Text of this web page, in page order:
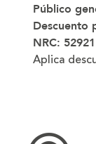
Público
Descuento
NRC: 52921
Aplica